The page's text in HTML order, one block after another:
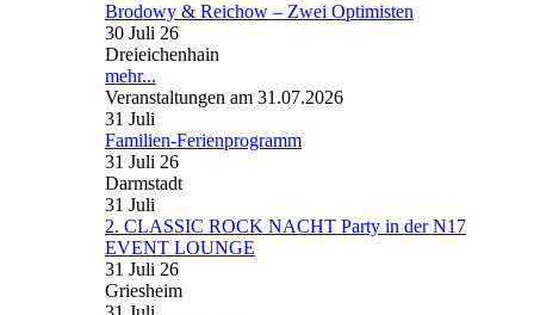
Brodowy & Reichow – Zwei Optimisten
30 Juli 26
Dreieichenhain
mehr...
Veranstaltungen am 31.07.2026
31 Juli
Familien-Ferienprogramm
31 Juli 26
Darmstadt
31 Juli
2. CLASSIC ROCK NACHT Party in der N17
EVENT LOUNGE
31 Juli 26
Griesheim